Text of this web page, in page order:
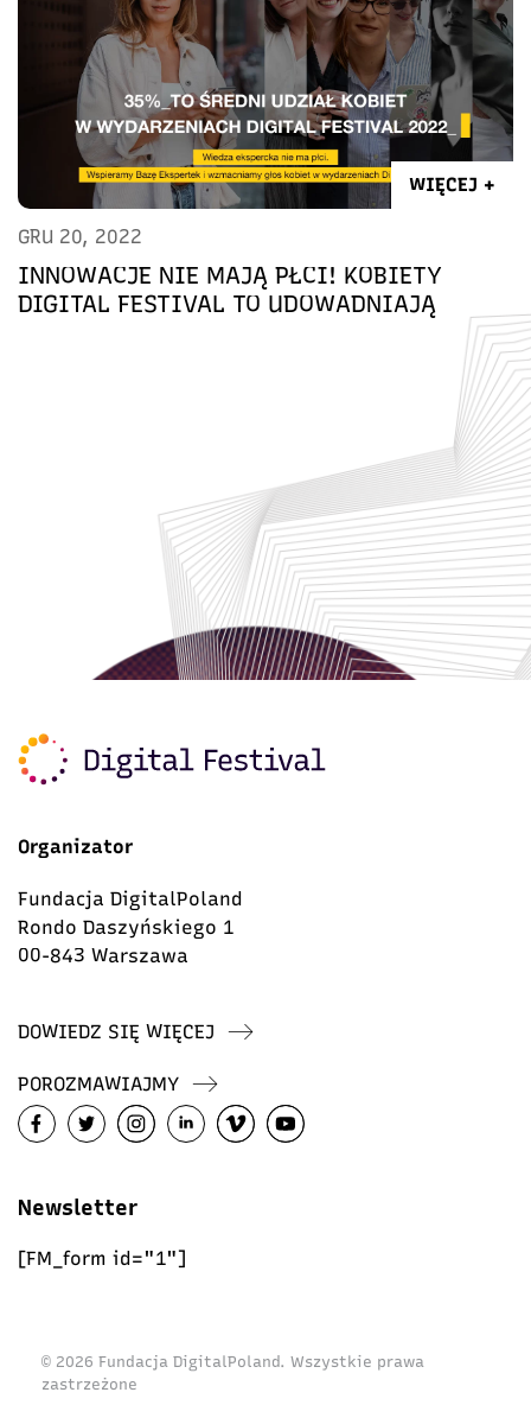
WIĘCEJ +
GRU 20, 2022
INNOWACJE NIE MAJĄ PŁCI! KOBIETY
DIGITAL FESTIVAL TO UDOWADNIAJĄ
Organizator
Fundacja DigitalPoland
Rondo Daszyńskiego 1
00-843 Warszawa
DOWIEDZ SIĘ WIĘCEJ
POROZMAWIAJMY
Newsletter
[FM_form id="1"]
© 2026 Fundacja DigitalPoland. Wszystkie prawa
zastrzeżone